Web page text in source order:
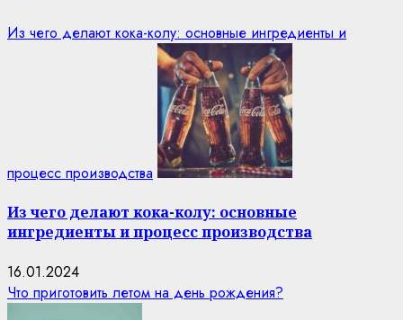
Из чего делают кока-колу: основные ингредиенты и
процесс производства
Из чего делают кока-колу: основные
ингредиенты и процесс производства
16.01.2024
Что приготовить летом на день рождения?